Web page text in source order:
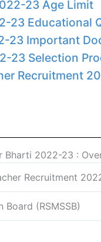
23 Age Limit
23 Educational
23 Important
23 Selection
Recruitment
Bharti 2022-23 :
Recruitment
(RSMSSB)